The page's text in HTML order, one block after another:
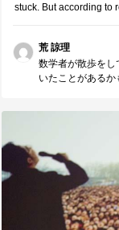
stuck. But according to
荒 諒理
数学者が散歩を
いたことがある